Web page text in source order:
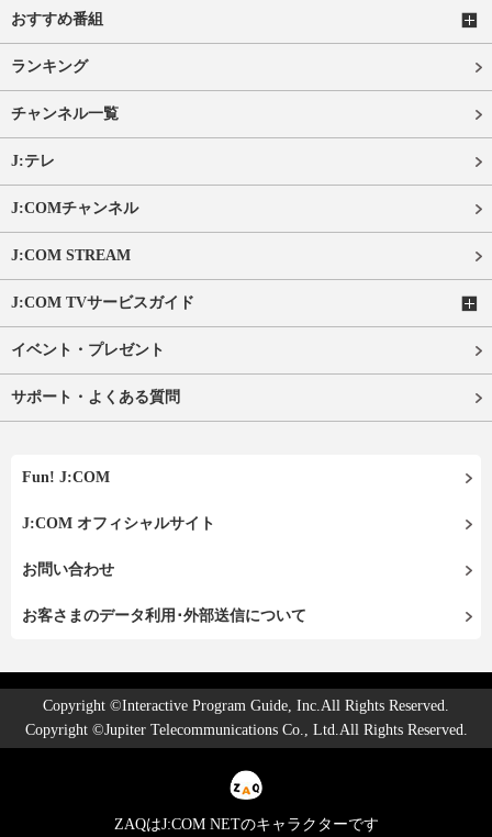
おすすめ番組
ランキング
チャンネル一覧
J:テレ
J:COMチャンネル
J:COM STREAM
J:COM TVサービスガイド
イベント・プレゼント
サポート・よくある質問
Fun! J:COM
J:COM オフィシャルサイト
お問い合わせ
お客さまのデータ利用･外部送信について
Copyright ©Interactive Program Guide, Inc.All Rights Reserved.
Copyright ©Jupiter Telecommunications Co., Ltd.All Rights Reserved.
ZAQはJ:COM NETのキャラクターです